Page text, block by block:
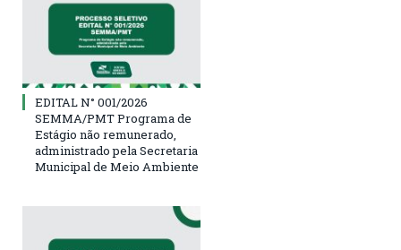
EDITAL N° 001/2026
SEMMA/PMT Programa de
Estágio não remunerado,
administrado pela Secretaria
Municipal de Meio Ambiente